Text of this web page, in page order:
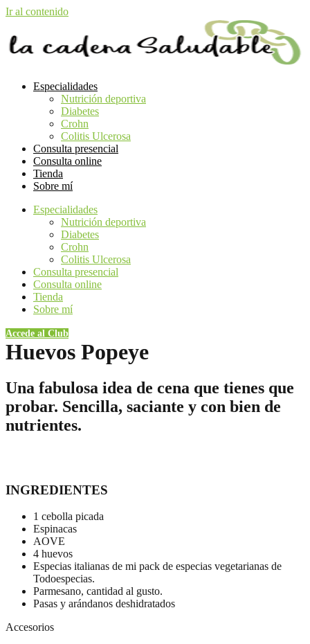
Ir al contenido
Especialidades
Nutrición deportiva
Diabetes
Crohn
Colitis Ulcerosa
Consulta presencial
Consulta online
Tienda
Sobre mí
Especialidades
Nutrición deportiva
Diabetes
Crohn
Colitis Ulcerosa
Consulta presencial
Consulta online
Tienda
Sobre mí
Accede al Club
Huevos Popeye
Una fabulosa idea de cena que tienes que
probar. Sencilla, saciante y con bien de
nutrientes.
INGREDIENTES
1 cebolla picada
Espinacas
AOVE
4 huevos
Especias italianas de mi pack de especias vegetarianas de
Todoespecias.
Parmesano, cantidad al gusto.
Pasas y arándanos deshidratados
Accesorios